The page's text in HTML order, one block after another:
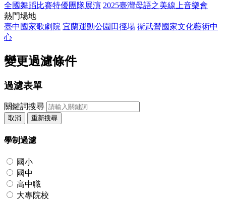
全國舞蹈比賽特優團隊展演 2025臺灣母語之美線上音樂會
熱門場地
臺中國家歌劇院 宜蘭運動公園田徑場 衛武營國家文化藝術中
心
變更過濾條件
過濾表單
關鍵詞搜尋
取消 重新搜尋
學制過濾
國小
國中
高中職
大專院校